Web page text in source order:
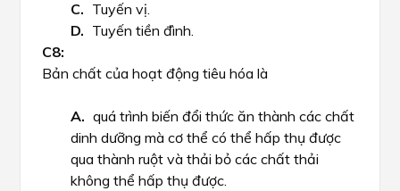
Tuyến vị.
Tuyến tiền đình.
Bản chất của hoạt động tiêu hóa là
quá trình biến đổi thức ăn thành các chất
dinh dưỡng mà cơ thể có thể hấp thụ được
qua thành ruột và thải bỏ các chất thải
không thể hấp thụ được.